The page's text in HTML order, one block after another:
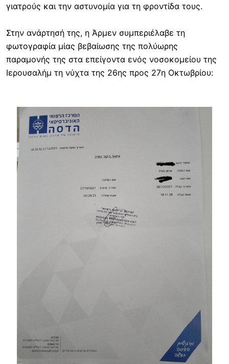
γιατρούς και την αστυνομία για τη φροντίδα τους.
Στην ανάρτησή της, η Άρμεν συμπεριέλαβε τη
φωτογραφία μίας βεβαίωσης της πολύωρης
παραμονής της στα επείγοντα ενός νοσοκομείου της
Ιερουσαλήμ τη νύχτα της 26ης προς 27η Οκτωβρίου: